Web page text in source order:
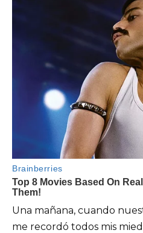
Una mañana, cuando
me recordó todos mis